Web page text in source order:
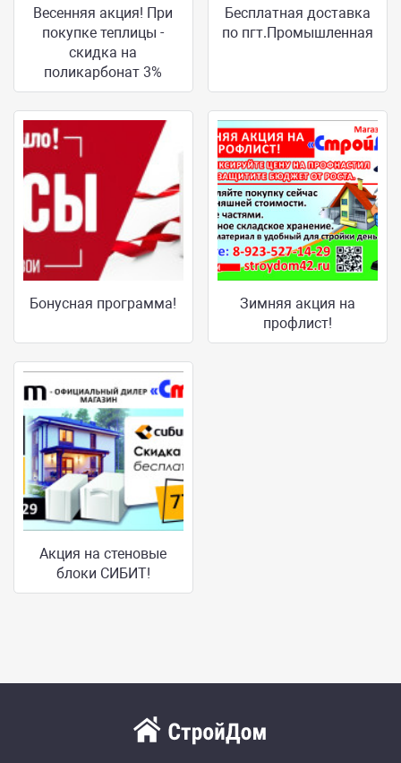
Весенняя акция! При
покупке теплицы -
скидка на
поликарбонат 3%
Бесплатная доставка
по пгт.Промышленная
Бонусная программа!
Зимняя акция на
профлист!
Акция на стеновые
блоки СИБИТ!